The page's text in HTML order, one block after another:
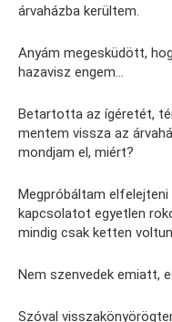
árvaházba kerültem.
Anyám megesküdött,
hazavisz engem…
Betartotta az ígéretét,
mentem vissza az
mondjam el, miért?
Megpróbáltam
kapcsolatot egyetlen
mindig csak ketten
Nem szenvedek emiatt,
Szóval